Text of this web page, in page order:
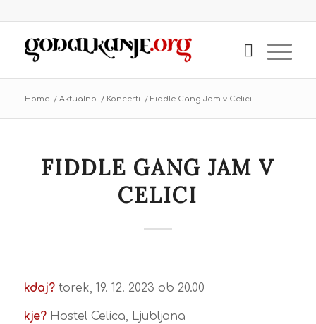
Home / Aktualno / Koncerti / Fiddle Gang Jam v Celici
FIDDLE GANG JAM V
CELICI
kdaj?torek, 19. 12. 2023 ob 20.00
kje? Hostel Celica, Ljubljana